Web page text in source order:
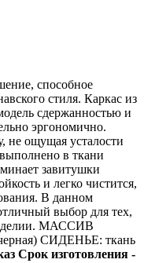
способное
стиля. Каркас из
сдержанностью и
эргономично.
не ощущая усталости
в ткани
завитушки
и легко чистится,
В данном
выбор для тех,
МАССИВ
СИДЕНЬЕ: ткань
Срок изготовления -